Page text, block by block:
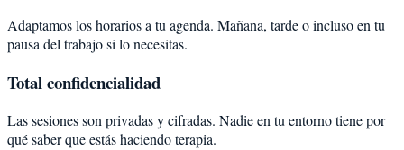
Adaptamos los horarios a tu agenda. Mañana, tarde o incluso en tu
pausa del trabajo si lo necesitas.
Total confidencialidad
Las sesiones son privadas y cifradas. Nadie en tu entorno tiene por
qué saber que estás haciendo terapia.